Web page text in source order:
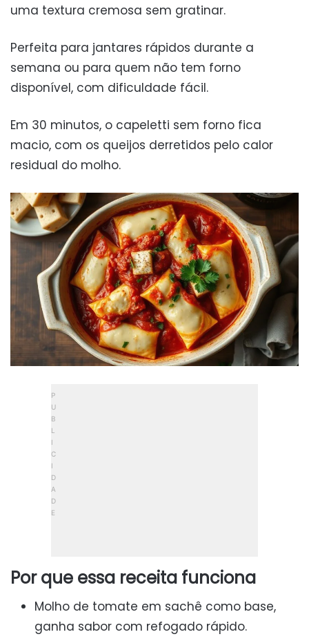
uma textura cremosa sem gratinar.
Perfeita para jantares rápidos durante a
semana ou para quem não tem forno
disponível, com dificuldade fácil.
Em 30 minutos, o capeletti sem forno fica
macio, com os queijos derretidos pelo calor
residual do molho.
Por que essa receita funciona
Molho de tomate em sachê como base,
ganha sabor com refogado rápido.